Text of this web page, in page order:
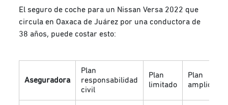
El seguro de coche para un Nissan Versa 2022 que
circula en Oaxaca de Juárez por una conductora de
38 años, puede costar esto:
Aseguradora
Plan
responsabilidad
civil
Plan
limitado
Plan
amplio